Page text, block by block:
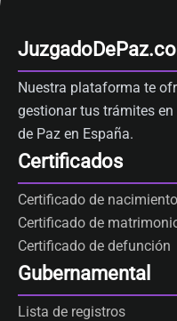
Nuestra plataforma te
gestionar tus trámites
de Paz en España.
Certificados
Certificado de nacimiento
Certificado de
Certificado de defunción
Gubernamental
Lista de registros